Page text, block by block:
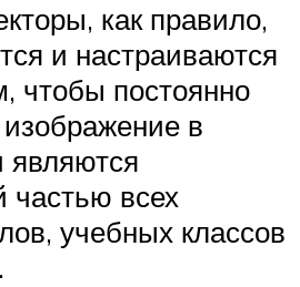
как правило,
и настраиваются
чтобы постоянно
в
являются
частью всех
учебных классов